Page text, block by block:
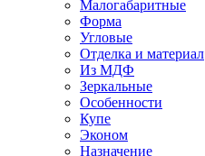
Малогабаритные
Форма
Угловые
Отделка и материал
Из МДФ
Зеркальные
Особенности
Купе
Эконом
Назначение